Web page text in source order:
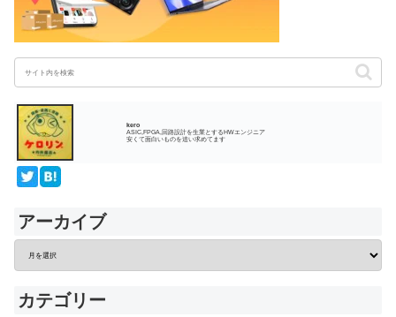
kero
ASIC,FPGA,回路設計を生業とするHWエンジニア
安くて面白いものを追い求めてます
アーカイブ
カテゴリー